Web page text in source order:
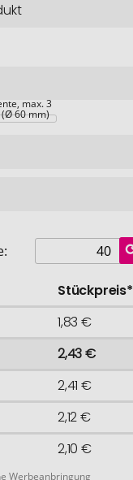
max. 3
(Ø 60 mm)
Stückpreis*
1,83 €
2,43 €
2,41 €
2,12 €
2,10 €
Werbeanbringung